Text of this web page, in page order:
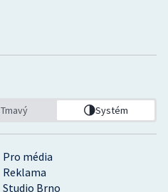
Pro média
Reklama
Studio Brno
Tmavý Systém